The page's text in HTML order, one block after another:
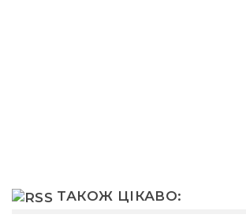
ТАКОЖ ЦІКАВО: